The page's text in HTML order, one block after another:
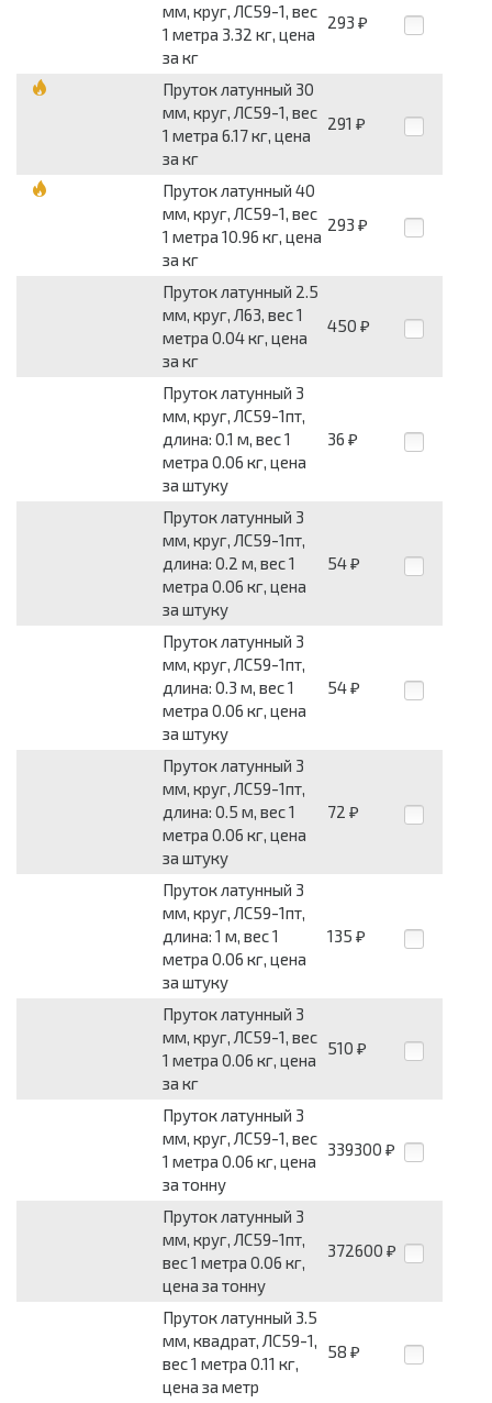
мм, круг, ЛС59-1, вес
1 метра 3.32 кг, цена
за кг
293 ₽
Пруток латунный 30
мм, круг, ЛС59-1, вес
1 метра 6.17 кг, цена
за кг
291 ₽
Пруток латунный 40
мм, круг, ЛС59-1, вес
1 метра 10.96 кг, цена
за кг
293 ₽
Пруток латунный 2.5
мм, круг, Л63, вес 1
метра 0.04 кг, цена
за кг
450 ₽
Пруток латунный 3
мм, круг, ЛС59-1пт,
длина: 0.1 м, вес 1
метра 0.06 кг, цена
за штуку
36 ₽
Пруток латунный 3
мм, круг, ЛС59-1пт,
длина: 0.2 м, вес 1
метра 0.06 кг, цена
за штуку
54 ₽
Пруток латунный 3
мм, круг, ЛС59-1пт,
длина: 0.3 м, вес 1
метра 0.06 кг, цена
за штуку
54 ₽
Пруток латунный 3
мм, круг, ЛС59-1пт,
длина: 0.5 м, вес 1
метра 0.06 кг, цена
за штуку
72 ₽
Пруток латунный 3
мм, круг, ЛС59-1пт,
длина: 1 м, вес 1
метра 0.06 кг, цена
за штуку
135 ₽
Пруток латунный 3
мм, круг, ЛС59-1, вес
1 метра 0.06 кг, цена
за кг
510 ₽
Пруток латунный 3
мм, круг, ЛС59-1, вес
1 метра 0.06 кг, цена
за тонну
339300 ₽
Пруток латунный 3
мм, круг, ЛС59-1пт,
вес 1 метра 0.06 кг,
цена за тонну
372600 ₽
Пруток латунный 3.5
мм, квадрат, ЛС59-1,
вес 1 метра 0.11 кг,
цена за метр
58 ₽